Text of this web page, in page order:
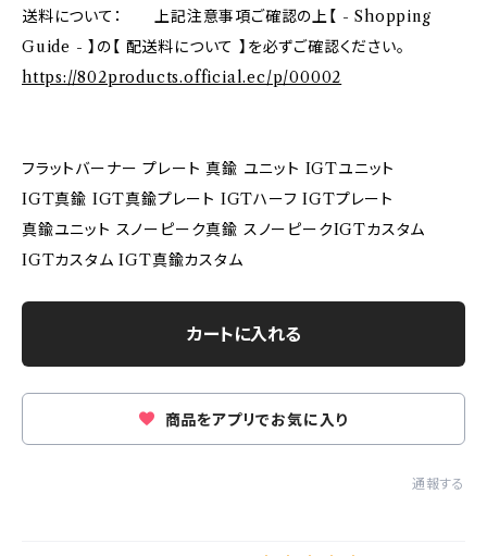
送料について： 上記注意事項ご確認の上【 - Shopping
Guide - 】の【 配送料について 】を必ずご確認ください。
https://802products.official.ec/p/00002
フラットバーナー プレート 真鍮 ユニット IGTユニット
IGT真鍮 IGT真鍮プレート IGTハーフ IGTプレート
真鍮ユニット スノーピーク真鍮 スノーピークIGTカスタム
IGTカスタム IGT真鍮カスタム
カートに入れる
商品をアプリでお気に入り
通報する